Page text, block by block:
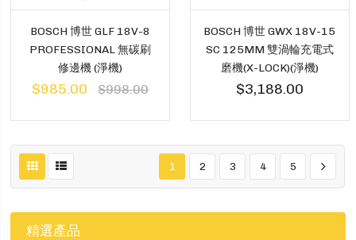
BOSCH 博世 GLF 18V-8
PROFESSIONAL 無碳刷
修邊機 (淨機)
$985.00 $998.00
BOSCH 博世 GWX 18V-15
SC 125MM 雙渦輪充電式
磨機(X-LOCK)(淨機)
$3,188.00
1 2 3 4 5
精選產品